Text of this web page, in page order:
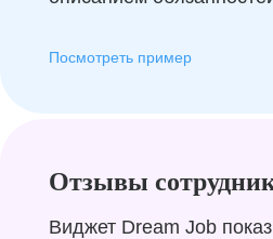
Посмотреть пример
Отзывы
Виджет Dream Job